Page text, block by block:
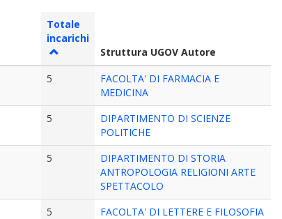
Totale
incarichi
Struttura UGOV Autore
5
FACOLTA' DI FARMACIA E
MEDICINA
5
DIPARTIMENTO DI SCIENZE
POLITICHE
5
DIPARTIMENTO DI STORIA
ANTROPOLOGIA RELIGIONI ARTE
SPETTACOLO
5
FACOLTA' DI LETTERE E FILOSOFIA